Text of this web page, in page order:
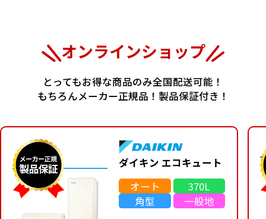
オンラインショップ
とってもお得な商品のみ全国配送可能！
もちろんメーカー正規品！製品保証付き！
ダイキン エコキュート
オート
370L
角型
一般地